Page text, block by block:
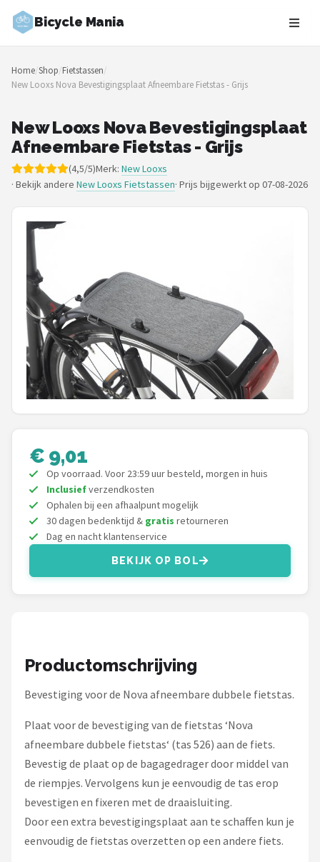
Bicycle Mania
Zoeken
NAVIGATIE
Merken
Blog
Fietsroutes
Kinderfietsen
Stadsfietsen
Elektrische fietsen
Mountainbikes
Shop
Volare
ABUS
AXA
New Looxs
Cortina
Alle merken →
Home/Shop/Fietstassen/
New Looxs Nova Bevestigingsplaat Afneembare Fietstas - Grijs
New Looxs Nova Bevestigingsplaat
Afneembare Fietstas - Grijs
(4,5/5)Merk: New Looxs
· Bekijk andere New Looxs Fietstassen· Prijs bijgewerkt op 07-08-2026
€ 9,01
Op voorraad. Voor 23:59 uur besteld, morgen in huis
Inclusiefverzendkosten
Ophalen bij een afhaalpunt mogelijk
30 dagen bedenktijd & gratis retourneren
Dag en nacht klantenservice
BEKIJK OP BOL
Productomschrijving
Bevestiging voor de Nova afneembare dubbele fietstas.
Plaat voor de bevestiging van de fietstas ‘Nova
afneembare dubbele fietstas‘ (tas 526) aan de fiets.
Bevestig de plaat op de bagagedrager door middel van
de riempjes. Vervolgens kun je eenvoudig de tas erop
bevestigen en fixeren met de draaisluiting.
Door een extra bevestigingsplaat aan te schaffen kun je
eenvoudig de fietstas overzetten op een andere fiets.